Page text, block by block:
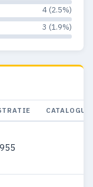
4 (2.5%)
3 (1.9%)